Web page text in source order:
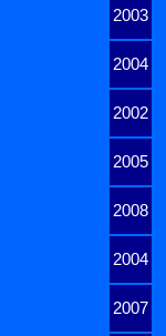
2003
2004
2002
2005
2008
2004
2007